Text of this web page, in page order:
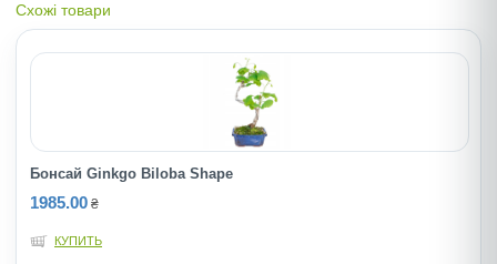
Схожі товари
Бонсай Ginkgo Biloba Shape
1985.00 ₴
КУПИТЬ